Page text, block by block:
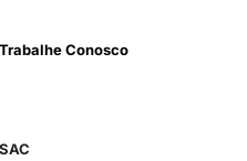
Trabalhe Conosco
SAC